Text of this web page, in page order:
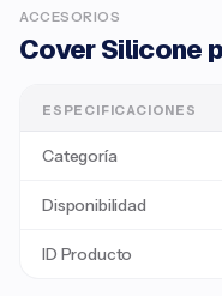
ACCESORIOS
Cover Silicone
ESPECIFICACIONES
Categoría
Disponibilidad
ID Producto